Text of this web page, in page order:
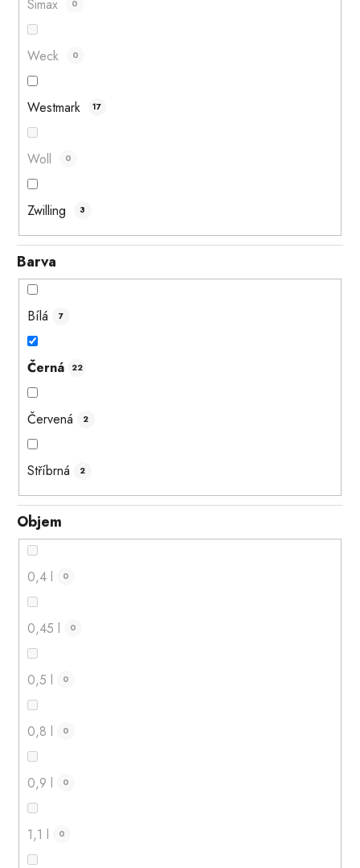
Simax 0
Weck 0
Westmark 17
Woll 0
Zwilling 3
Barva
Bílá 7
Černá 22
Červená 2
Stříbrná 2
Objem
0,4 l 0
0,45 l 0
0,5 l 0
0,8 l 0
0,9 l 0
1,1 l 0